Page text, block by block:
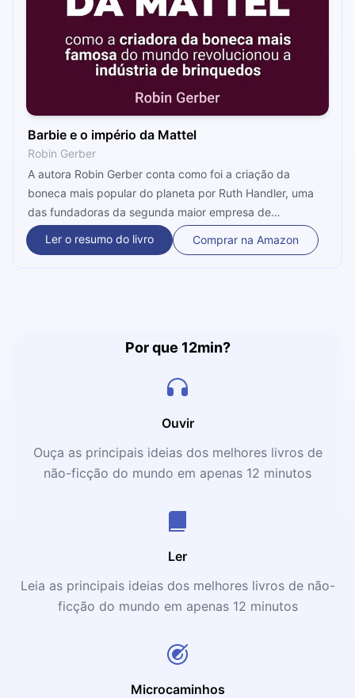
Barbie e o império da Mattel
Robin Gerber
A autora Robin Gerber conta como foi a criação da
boneca mais popular do planeta por Ruth Handler, uma
das fundadoras da segunda maior empresa de
brinquedos do mundo. O livro mostra como a Mattel virou
um império e transformou a Barbie em um fenômeno
Ler o resumo do livro Comprar na Amazon
Por que 12min?
Ouvir
Ouça as principais ideias dos melhores livros de
não-ficção do mundo em apenas 12 minutos
Ler
Leia as principais ideias dos melhores livros de não-
ficção do mundo em apenas 12 minutos
Microcaminhos